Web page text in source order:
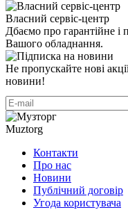
Власний сервіс-центр
Дбаємо про гарантійне і
Вашого обладнання.
Не пропускайте нові
новини!
Muztorg
Контакти
Про нас
Новини
Публічний договір
Угода користувача